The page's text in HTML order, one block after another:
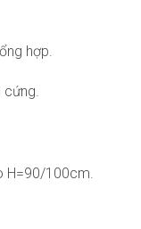
hợp.
cứng.
H=90/100cm.